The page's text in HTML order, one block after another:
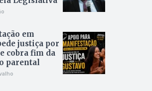
em
justiça por
cobra fim da
parental